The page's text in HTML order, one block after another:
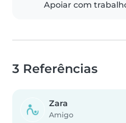
Apoiar com
3 Referências
Zara
Amigo